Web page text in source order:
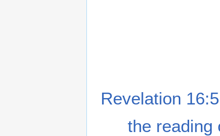
Revelation
the reading